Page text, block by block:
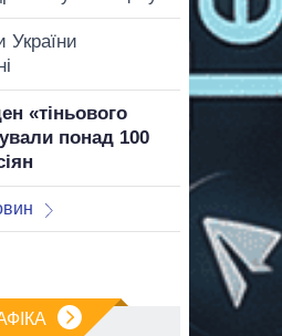
України
«тіньового
понад 100